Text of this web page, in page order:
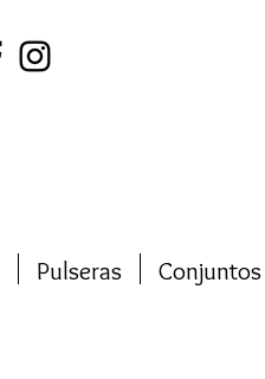
Pulseras Conjuntos